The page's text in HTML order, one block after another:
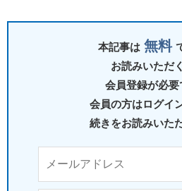
本記事は 無料
お読みいただ
会員登録が必要
会員の方はログイ
続きをお読みいた